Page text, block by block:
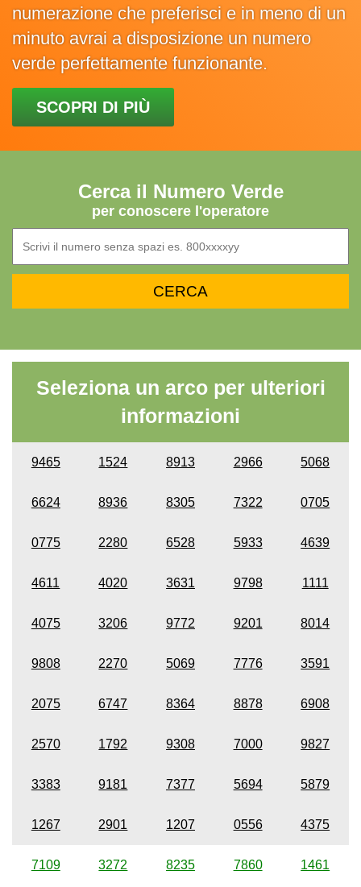
numerazione che preferisci e in meno di un
minuto avrai a disposizione un numero
verde perfettamente funzionante.
SCOPRI DI PIÙ
Cerca il Numero Verde
per conoscere l'operatore
Seleziona un arco per ulteriori
informazioni
9465 1524 8913 2966 5068
6624 8936 8305 7322 0705
0775 2280 6528 5933 4639
4611 4020 3631 9798 1111
4075 3206 9772 9201 8014
9808 2270 5069 7776 3591
2075 6747 8364 8878 6908
2570 1792 9308 7000 9827
3383 9181 7377 5694 5879
1267 2901 1207 0556 4375
7109 3272 8235 7860 1461